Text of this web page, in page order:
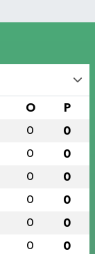
O P
0 0
0 0
0 0
0 0
0 0
0 0